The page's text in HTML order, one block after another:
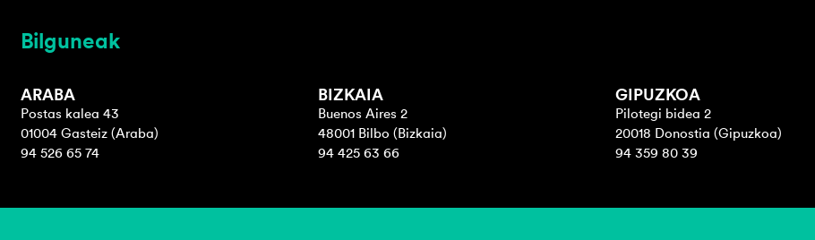
Bilguneak
ARABA
Postas kalea 43
01004 Gasteiz (Araba)
94 526 65 74
BIZKAIA
Buenos Aires 2
48001 Bilbo (Bizkaia)
94 425 63 66
GIPUZKOA
Pilotegi bidea 2
20018 Donostia (Gipuzkoa)
94 359 80 39